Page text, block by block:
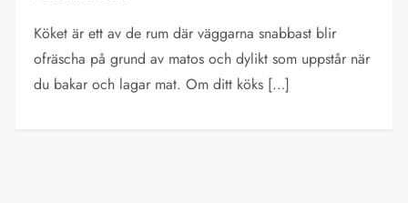
Köket är ett av de rum där väggarna snabbast blir
ofräscha på grund av matos och dylikt som uppstår när
du bakar och lagar mat. Om ditt köks […]